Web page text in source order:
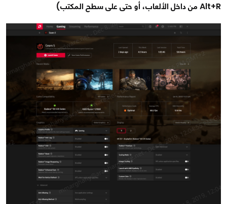
Alt+R من داخل الألعاب، أو حتى على سطح المكتب)